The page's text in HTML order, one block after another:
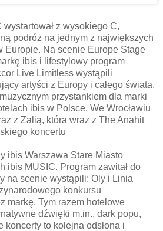
z wysokiego C,
podróż na jednym z największych
Europie. Na scenie Europe Stage
ibis i lifestylowy program
Live Limitless wystąpili
artyści z Europy i całego świata.
przystankiem dla marki
ibis w Polsce. We Wrocławiu
z Zalią, która wraz z The Anahit
koncertu
ibis Warszawa Stare Miasto
ibis MUSIC. Program zawitał do
na scenie wystąpili: Oly i Linia
konkursu
markę. Tym razem hotelowe
dźwięki m.in., dark popu,
koncerty to kolejna odsłona i